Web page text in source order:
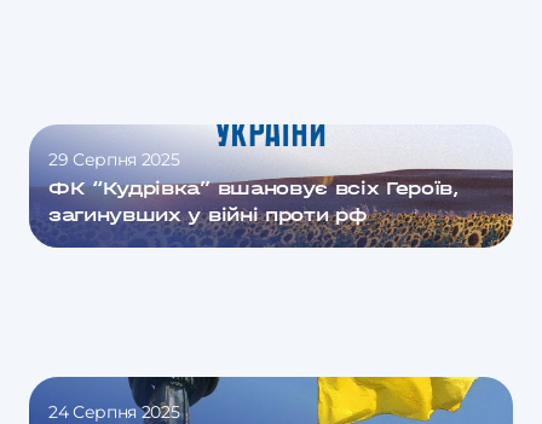
29 Серпня 2025
ФК “Кудрівка” вшановує всіх Героїв,
загинувших у війні проти рф
24 Серпня 2025